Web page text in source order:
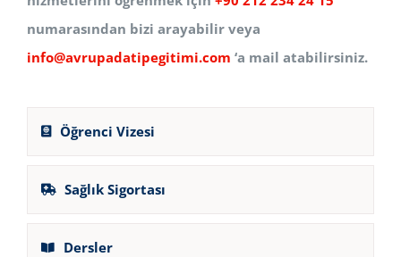
numarasından bizi arayabilir veya
info@avrupadatipegitimi.com ‘a mail atabilirsiniz.
Öğrenci Vizesi
Sağlık Sigortası
Dersler